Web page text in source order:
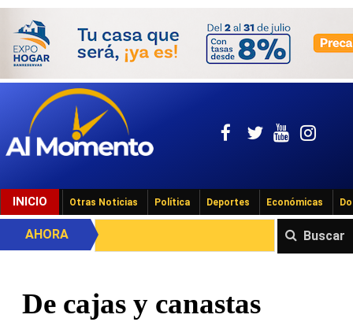
INICIO Otras Noticias Política Deportes Económicas
Buscar
AHORA
De cajas y canastas